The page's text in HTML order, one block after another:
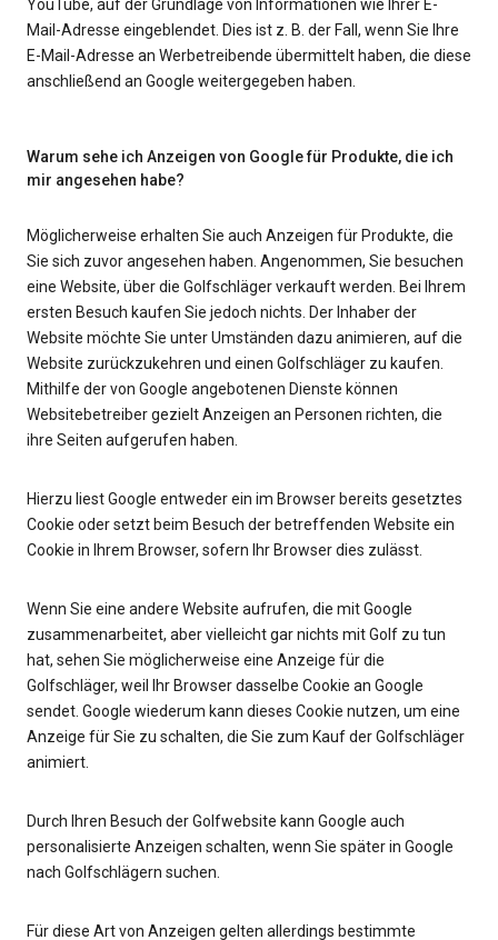
YouTube, auf der Grundlage von Informationen wie Ihrer E-
Mail-Adresse eingeblendet. Dies ist z. B. der Fall, wenn Sie Ihre
E-Mail-Adresse an Werbetreibende übermittelt haben, die diese
anschließend an Google weitergegeben haben.
Warum sehe ich Anzeigen von Google für Produkte, die ich
mir angesehen habe?
Möglicherweise erhalten Sie auch Anzeigen für Produkte, die
Sie sich zuvor angesehen haben. Angenommen, Sie besuchen
eine Website, über die Golfschläger verkauft werden. Bei Ihrem
ersten Besuch kaufen Sie jedoch nichts. Der Inhaber der
Website möchte Sie unter Umständen dazu animieren, auf die
Website zurückzukehren und einen Golfschläger zu kaufen.
Mithilfe der von Google angebotenen Dienste können
Websitebetreiber gezielt Anzeigen an Personen richten, die
ihre Seiten aufgerufen haben.
Hierzu liest Google entweder ein im Browser bereits gesetztes
Cookie oder setzt beim Besuch der betreffenden Website ein
Cookie in Ihrem Browser, sofern Ihr Browser dies zulässt.
Wenn Sie eine andere Website aufrufen, die mit Google
zusammenarbeitet, aber vielleicht gar nichts mit Golf zu tun
hat, sehen Sie möglicherweise eine Anzeige für die
Golfschläger, weil Ihr Browser dasselbe Cookie an Google
sendet. Google wiederum kann dieses Cookie nutzen, um eine
Anzeige für Sie zu schalten, die Sie zum Kauf der Golfschläger
animiert.
Durch Ihren Besuch der Golfwebsite kann Google auch
personalisierte Anzeigen schalten, wenn Sie später in Google
nach Golfschlägern suchen.
Für diese Art von Anzeigen gelten allerdings bestimmte